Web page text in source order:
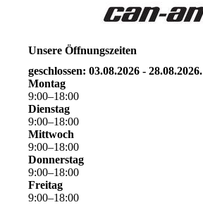
Unsere Öffnungszeiten
geschlossen: 03.08.2026 - 28.08.2026.
Montag
9:00–18:00
Dienstag
9:00–18:00
Mittwoch
9:00–18:00
Donnerstag
9:00–18:00
Freitag
9:00–18:00